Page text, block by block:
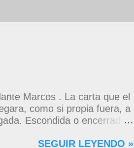
Marcos . La carta que el
como si propia fuera, a
Escondida o encerrada
y te asomaste entera,
SEGUIR LEYENDO »